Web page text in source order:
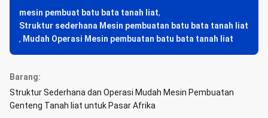
mesin pembuat batu bata tanah liat,
Struktur sederhana Mesin pembuatan batu bata tanah liat
, Mudah Operasi Mesin pembuatan batu bata tanah liat
Barang:
Struktur Sederhana dan Operasi Mudah Mesin Pembuatan
Genteng Tanah liat untuk Pasar Afrika